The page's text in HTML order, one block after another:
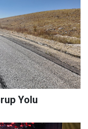
Yolu